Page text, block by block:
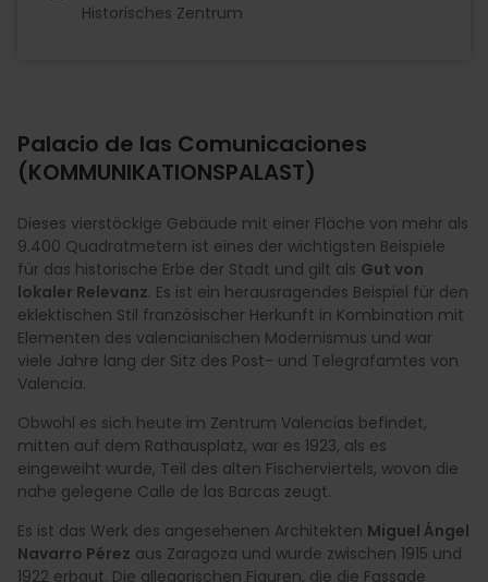
Historisches Zentrum
Palacio de las Comunicaciones
(KOMMUNIKATIONSPALAST)
Dieses vierstöckige Gebäude mit einer Fläche von mehr als
9.400 Quadratmetern ist eines der wichtigsten Beispiele
für das historische Erbe der Stadt und gilt als Gut von
lokaler Relevanz. Es ist ein herausragendes Beispiel für den
eklektischen Stil französischer Herkunft in Kombination mit
Elementen des valencianischen Modernismus und war
viele Jahre lang der Sitz des Post- und Telegrafamtes von
Valencia.
Obwohl es sich heute im Zentrum Valencias befindet,
mitten auf dem Rathausplatz, war es 1923, als es
eingeweiht wurde, Teil des alten Fischerviertels, wovon die
nahe gelegene Calle de las Barcas zeugt.
Es ist das Werk des angesehenen Architekten Miguel Ángel
Navarro Pérez aus Zaragoza und wurde zwischen 1915 und
1922 erbaut. Die allegorischen Figuren, die die Fassade